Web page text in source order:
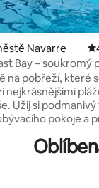
Navarre
Bay – soukromý
na pobřeží, které
nejkrásnějšími
Užij si
pokoje a
s prostorem pro